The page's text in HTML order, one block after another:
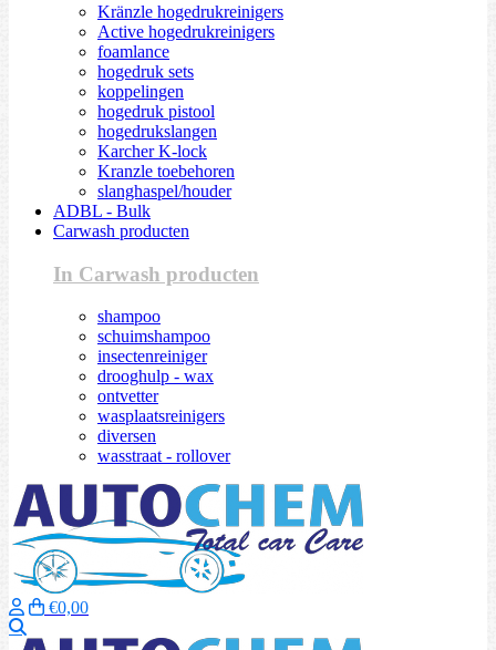
Kränzle hogedrukreinigers
Active hogedrukreinigers
foamlance
hogedruk sets
koppelingen
hogedruk pistool
hogedrukslangen
Karcher K-lock
Kranzle toebehoren
slanghaspel/houder
ADBL - Bulk
Carwash producten
In Carwash producten
shampoo
schuimshampoo
insectenreiniger
drooghulp - wax
ontvetter
wasplaatsreinigers
diversen
wasstraat - rollover
€0,00